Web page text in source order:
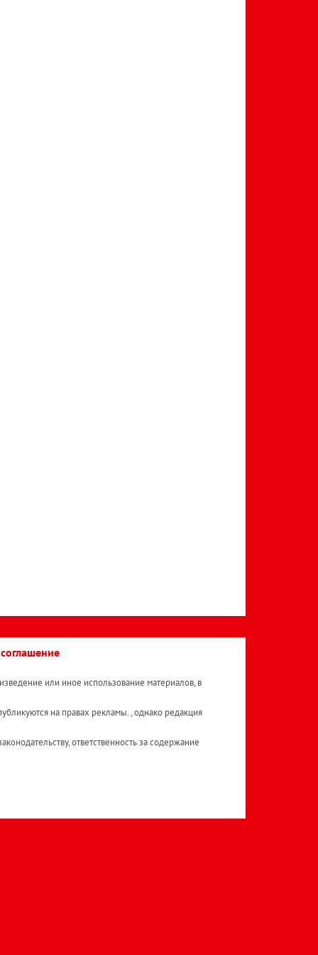
или иное использование материалов, в
на правах рекламы. , однако редакция
ответственность за содержание